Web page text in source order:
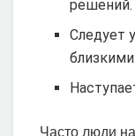
решений.
Следует
близкими.
Часто люди